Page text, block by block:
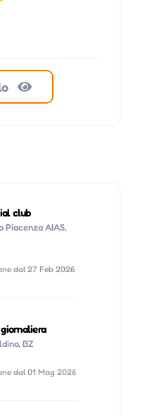
club
Piacenza AIAS,
dal 27 Feb 2026
BZ
dal 01 Mag 2026